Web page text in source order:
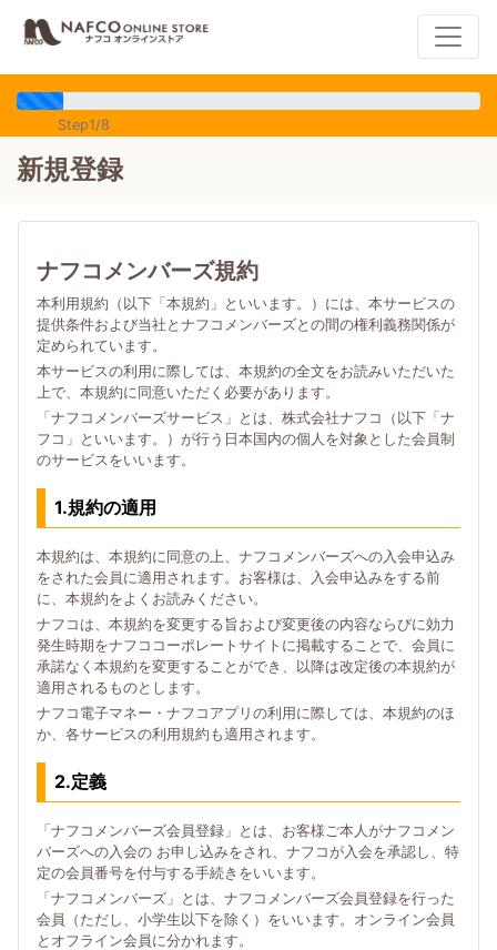
Step1/8
新規登録
ナフコメンバーズ規約
本利用規約（以下「本規約」といいます。）には、本サービスの
提供条件および当社とナフコメンバーズとの間の権利義務関係が
定められています。
本サービスの利用に際しては、本規約の全文をお読みいただいた
上で、本規約に同意いただく必要があります。
「ナフコメンバーズサービス」とは、株式会社ナフコ（以下「ナ
フコ」といいます。）が行う日本国内の個人を対象とした会員制
のサービスをいいます。
1.規約の適用
本規約は、本規約に同意の上、ナフコメンバーズへの入会申込み
をされた会員に適用されます。お客様は、入会申込みをする前
に、本規約をよくお読みください。
ナフコは、本規約を変更する旨および変更後の内容ならびに効力
発生時期をナフココーポレートサイトに掲載することで、会員に
承諾なく本規約を変更することができ、以降は改定後の本規約が
適用されるものとします。
ナフコ電子マネー・ナフコアプリの利用に際しては、本規約のほ
か、各サービスの利用規約も適用されます。
2.定義
「ナフコメンバーズ会員登録」とは、お客様ご本人がナフコメン
バーズへの入会の お申し込みをされ、ナフコが入会を承認し、特
定の会員番号を付与する手続きをいいます。
「ナフコメンバーズ」とは、ナフコメンバーズ会員登録を行った
会員（ただし、小学生以下を除く）をいいます。オンライン会員
とオフライン会員に分かれます。